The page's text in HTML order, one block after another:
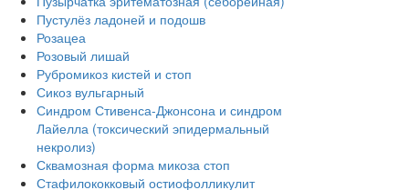
Пустулёз ладоней и подошв
Розацеа
Розовый лишай
Рубромикоз кистей и стоп
Сикоз вульгарный
Синдром Стивенса-Джонсона и синдром
Лайелла (токсический эпидермальный
некролиз)
Сквамозная форма микоза стоп
Стафилококковый остиофолликулит